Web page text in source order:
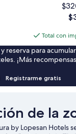
El
es
de
Total con
y reserva para
¡Más
Registrarme gratis
de la
by Lopesan Hotels